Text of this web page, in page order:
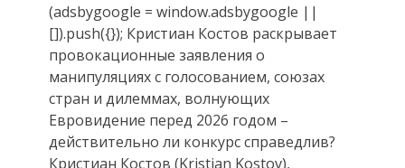
(adsbygoogle = window.adsbygoogle ||
[]).push({}); Кристиан Костов раскрывает
провокационные заявления о
манипуляциях с голосованием, союзах
стран и дилеммах, волнующих
Евровидение перед 2026 годом –
действительно ли конкурс справедлив?
Кристиан Костов (Kristian Kostov),